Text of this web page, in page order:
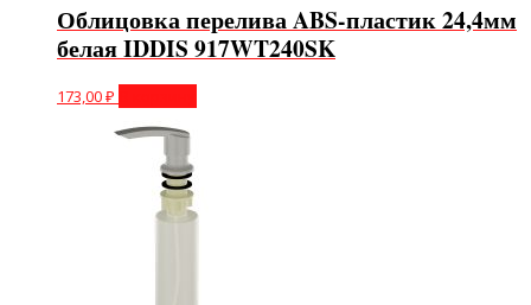
Облицовка перелива ABS-пластик 24,4мм
белая IDDIS 917WT240SK
173,00₽